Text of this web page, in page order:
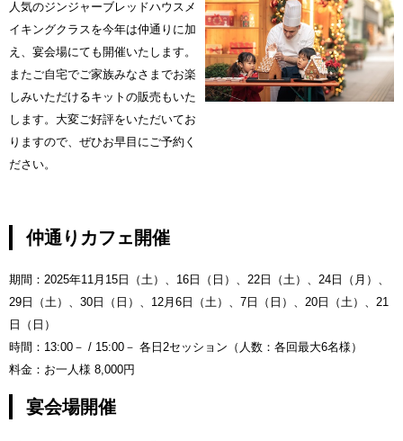
人気のジンジャーブレッドハウスメ
イキングクラスを今年は仲通りに加
え、宴会場にても開催いたします。
またご自宅でご家族みなさまでお楽
しみいただけるキットの販売もいた
します。大変ご好評をいただいてお
りますので、ぜひお早目にご予約く
ださい。
仲通りカフェ開催
期間：2025年11月15日（土）、16日（日）、22日（土）、24日（月）、
29日（土）、30日（日）、12月6日（土）、7日（日）、20日（土）、21
日（日）
時間：13:00－ / 15:00－ 各日2セッション（人数：各回最大6名様）
料金：お一人様 8,000円
宴会場開催